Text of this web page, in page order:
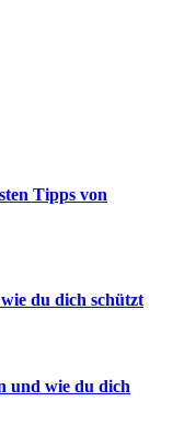
Tipps von
du dich schützt
und wie du dich